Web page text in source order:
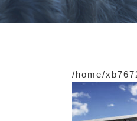
/home/